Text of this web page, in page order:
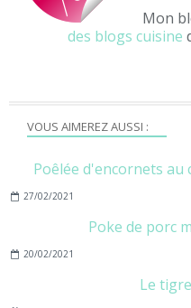
VOUS AIMEREZ AUSSI :
Poêlée d'encornets
27/02/2021
Poke de porc
20/02/2021
Le
Mon
des blogs cuisine